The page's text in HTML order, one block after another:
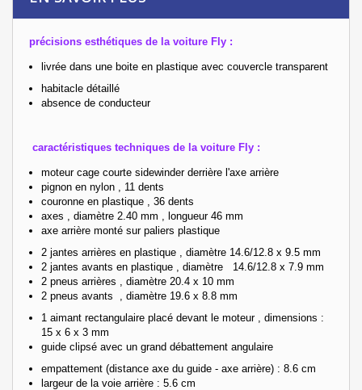
précisions esthétiques de la voiture Fly :
livrée dans une boite en plastique avec couvercle transparent
habitacle détaillé
absence de conducteur
caractéristiques techniques de la voiture Fly :
moteur cage courte sidewinder derrière l'axe arrière
pignon en nylon , 11 dents
couronne en plastique , 36 dents
axes , diamètre 2.40 mm , longueur 46 mm
axe arrière monté sur paliers plastique
2 jantes arrières en plastique , diamètre 14.6/12.8 x 9.5 mm
2 jantes avants en plastique , diamètre 14.6/12.8 x 7.9 mm
2 pneus arrières , diamètre 20.4 x 10 mm
2 pneus avants , diamètre 19.6 x 8.8 mm
1 aimant rectangulaire placé devant le moteur , dimensions :
15 x 6 x 3 mm
guide clipsé avec un grand débattement angulaire
empattement (distance axe du guide - axe arrière) : 8.6 cm
largeur de la voie arrière : 5.6 cm